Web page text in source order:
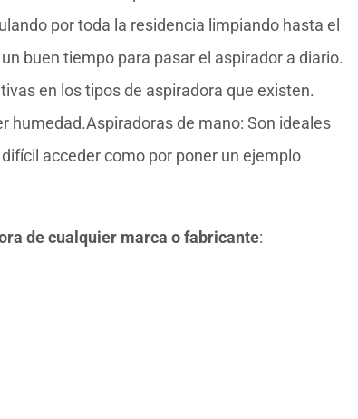
por toda la residencia limpiando hasta el
buen tiempo para pasar el aspirador a diario.
en los tipos de aspiradora que existen.
humedad.Aspiradoras de mano: Son ideales
acceder como por poner un ejemplo
de cualquier marca o fabricante: